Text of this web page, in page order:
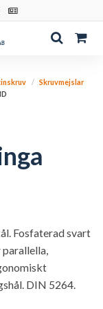
Skruvmejslar
Fosfaterad svart
DIN 5264.